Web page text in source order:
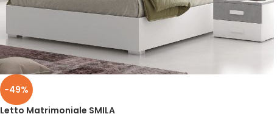
-49%
Letto Matrimoniale SMILA